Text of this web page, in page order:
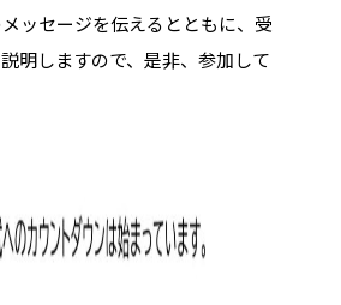
ッセージを伝えるとともに、受
明しますので、是非、参加して